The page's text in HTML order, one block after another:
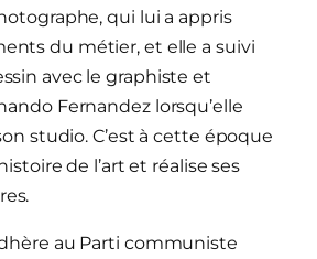
qui lui a appris
du métier, et elle a suivi
avec le graphiste et
Fernandez lorsqu’elle
studio. C’est à cette époque
de l’art et réalise ses
au Parti communiste